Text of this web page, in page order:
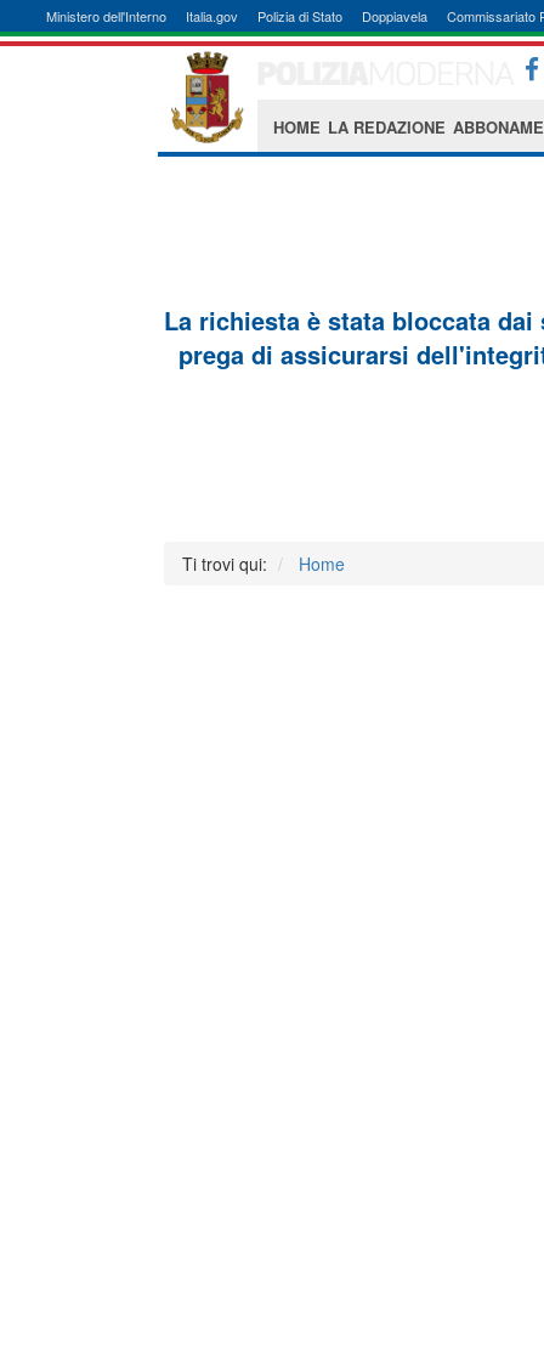
Ministero dell'Interno Italia.gov Polizia di Stato Doppiavela Commissariato
HOME LA REDAZIONE
La richiesta è stata bloccata
prega di assicurarsi
Ti trovi qui: Home